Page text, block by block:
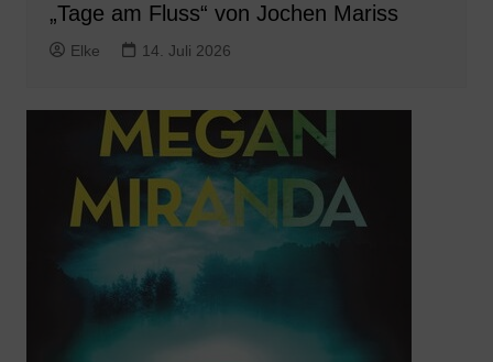
„Tage am Fluss“ von Jochen Mariss
Elke 14. Juli 2026